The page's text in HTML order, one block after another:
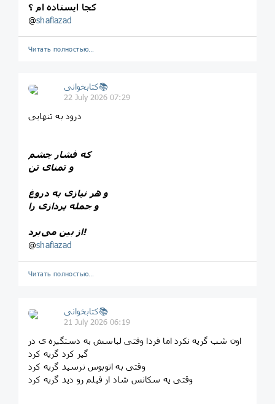
کجا ایستاده ام ؟
@shafiazad
Читать полностью…
کتابخوانی📚
22 July 2026 07:29
درود به تنهایی
که فشار چشم
و تمنای تن
و هر نیازی به دروغ
و جمله پردازی را
از بین می‌برد!
@shafiazad
Читать полностью…
کتابخوانی📚
21 July 2026 06:19
اون شب گریه نکرد اما فردا وقتی لباسش به دستگیره ی در
گیر کرد گریه کرد
وقتی به اتوبوس نرسید گریه کرد
وقتی یه سکانس شاد از فیلم رو دید گریه کرد